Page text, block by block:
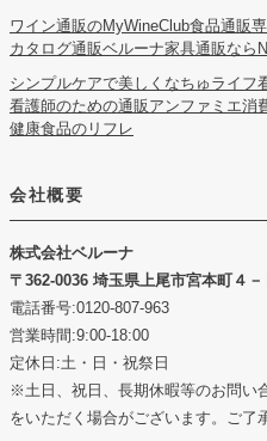
ワイン通販のMyWineClub食品通販
カタログ通販ベルーナ家具通販なら
シンプルケアで美しくなちゅライフ
看護師のための通販アンファミエ消
健康食品のリフレ
会社概要
株式会社ベルーナ
362-0036 埼玉県上尾市宮本町４－
電話番号:0120-807-963
営業時間:9:00-18:00
定休日:土・日・祝祭日
※土日、祝日、長期休暇等のお問い
をいただく場合がございます。ご了